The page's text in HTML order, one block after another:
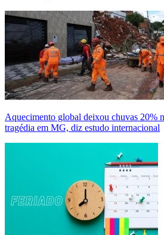
Aquecimento global deixou chuvas 20%
tragédia em MG, diz estudo internacional